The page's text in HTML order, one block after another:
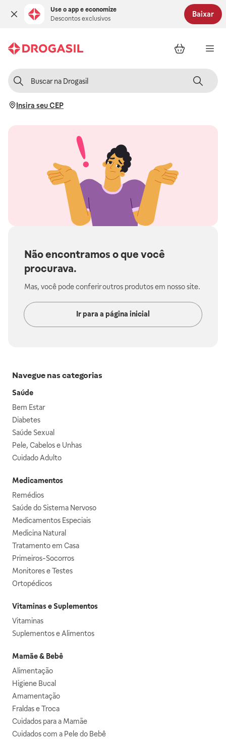
Use o app e economize
Descontos exclusivos
Baixar
Insira seu CEP
Não encontramos o que você
procurava.
Mas, você pode conferir outros produtos em nosso site.
Ir para a página inicial
Navegue nas categorias
Saúde
Bem Estar
Diabetes
Saúde Sexual
Pele, Cabelos e Unhas
Cuidado Adulto
Medicamentos
Remédios
Saúde do Sistema Nervoso
Medicamentos Especiais
Medicina Natural
Tratamento em Casa
Primeiros-Socorros
Monitores e Testes
Ortopédicos
Vitaminas e Suplementos
Vitaminas
Suplementos e Alimentos
Mamãe & Bebê
Alimentação
Higiene Bucal
Amamentação
Fraldas e Troca
Cuidados para a Mamãe
Cuidados com a Pele do Bebê